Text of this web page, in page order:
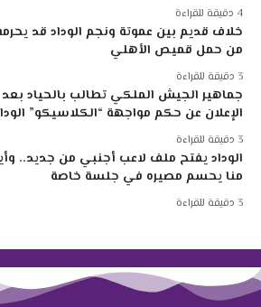
خلاف قديم بين عموتة ونجم الوداد قد يحرمه
من حمل قميص الأهلي
جماهير الجيش الملكي تطالب بالحياد بعد
الإعلان عن حكم مواجهة “الكلاسيكو” الوداد
الوداد يفتح ملف لاعب أجنبي من جديد.. وأيت
منا يحسم مصيره في جلسة خاصة